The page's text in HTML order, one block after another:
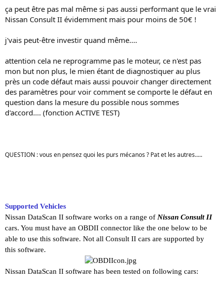
ça peut être pas mal même si pas aussi performant que le vrai
Nissan Consult II évidemment mais pour moins de 50€ !
j'vais peut-être investir quand même....
attention cela ne reprogramme pas le moteur, ce n'est pas
mon but non plus, le mien étant de diagnostiquer au plus
près un code défaut mais aussi pouvoir changer directement
des paramètres pour voir comment se comporte le défaut en
question dans la mesure du possible nous sommes
d'accord.... (fonction ACTIVE TEST)
QUESTION : vous en pensez quoi les purs mécanos ? Pat et les autres.....
Supported Vehicles
Nissan DataScan II software works on a range of Nissan Consult II
cars. You must have an OBDII connector like the one below to be
able to use this software. Not all Consult II cars are supported by
this software.
Nissan DataScan II software has been tested on following cars: